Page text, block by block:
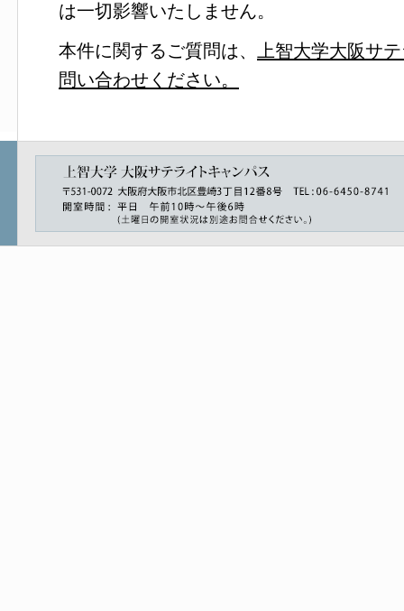
は一切影響いたしません。
本件に関するご質問は、
上智大学大阪サ
問い合わせください。